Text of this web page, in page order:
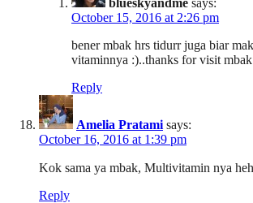
October 15, 2016 at 2:26 pm
bener mbak hrs tidurr juga biar
vitaminnya :)..thanks for visit
Reply
Amelia Pratami says:
October 16, 2016 at 1:39 pm
Kok sama ya mbak, Multivitamin nya
Reply